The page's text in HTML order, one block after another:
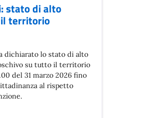
stato di alto
territorio
dichiarato lo stato di alto
su tutto il territorio
del 31 marzo 2026 fino
al rispetto